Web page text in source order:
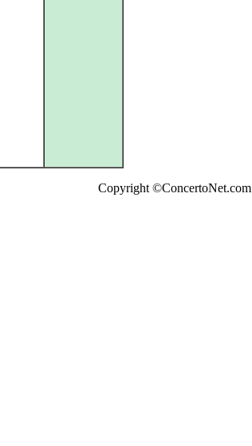
Copyright ©ConcertoNet.com